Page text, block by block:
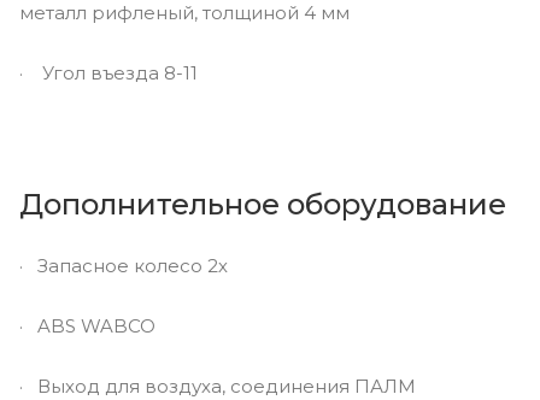
металл рифленый, толщиной 4 мм
· Угол въезда 8-11
Дополнительное оборудование
· Запасное колесо 2х
· ABS WABCO
· Выход для воздуха, соединения ПАЛМ